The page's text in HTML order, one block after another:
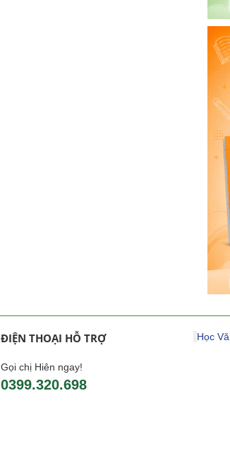
ĐIỆN THOẠI HỖ TRỢ
Gọi chị Hiên ngay!
0399.320.698
Học